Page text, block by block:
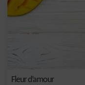
Fleur d’amour